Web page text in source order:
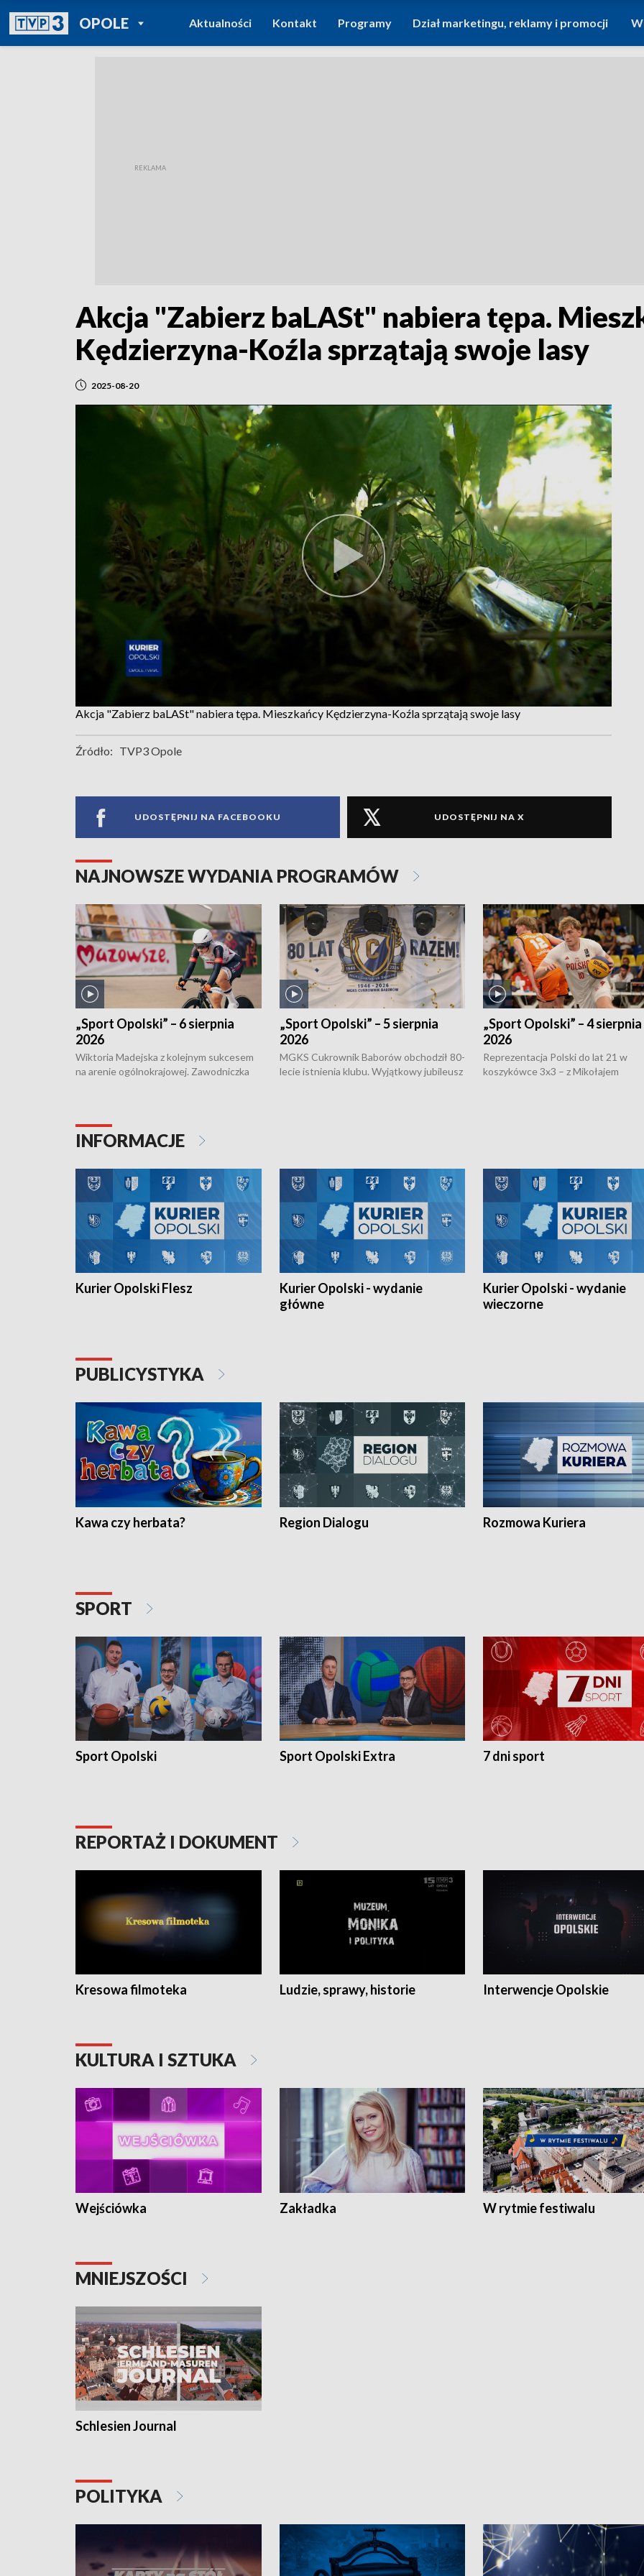
OPOLEPOWRÓT DO
TVP REGIONY
Aktualności Kontakt Programy Dział marketingu, reklamy i promocji
Akcja "Zabierz baLASt" nabiera tępa.
Kędzierzyna-Koźla sprzątają swoje lasy
2025-08-20
Akcja "Zabierz baLASt" nabiera tępa. Mieszkańcy Kędzierzyna-Koźla sprzątają swoje lasy
Źródło: TVP3 Opole
UDOSTĘPNIJ NA FACEBOOKU UDOSTĘPNIJ NA X
NAJNOWSZE WYDANIA PROGRAMÓW
„Sport Opolski” – 6 sierpnia
2026
Wiktoria Madejska z kolejnym sukcesem
na arenie ogólnokrajowej. Zawodniczka
torowym.
„Sport Opolski” – 5 sierpnia
2026
MGKS Cukrownik Baborów obchodził 80-
lecie istnienia klubu. Wyjątkowy jubileusz
„Sport Opolski” – 4 sierpnia
2026
Reprezentacja Polski do lat 21 w
koszykówce 3x3 – z Mikołajem
INFORMACJE
Kurier Opolski Flesz
Kurier Opolski - wydanie
główne
Kurier Opolski - wydanie
wieczorne
PUBLICYSTYKA
Kawa czy herbata? Region Dialogu Rozmowa Kuriera
SPORT
Sport Opolski Sport Opolski Extra 7 dni sport
REPORTAŻ I DOKUMENT
Kresowa filmoteka Ludzie, sprawy, historie Interwencje Opolskie
KULTURA I SZTUKA
Wejściówka Zakładka W rytmie festiwalu
MNIEJSZOŚCI
Schlesien Journal
POLITYKA